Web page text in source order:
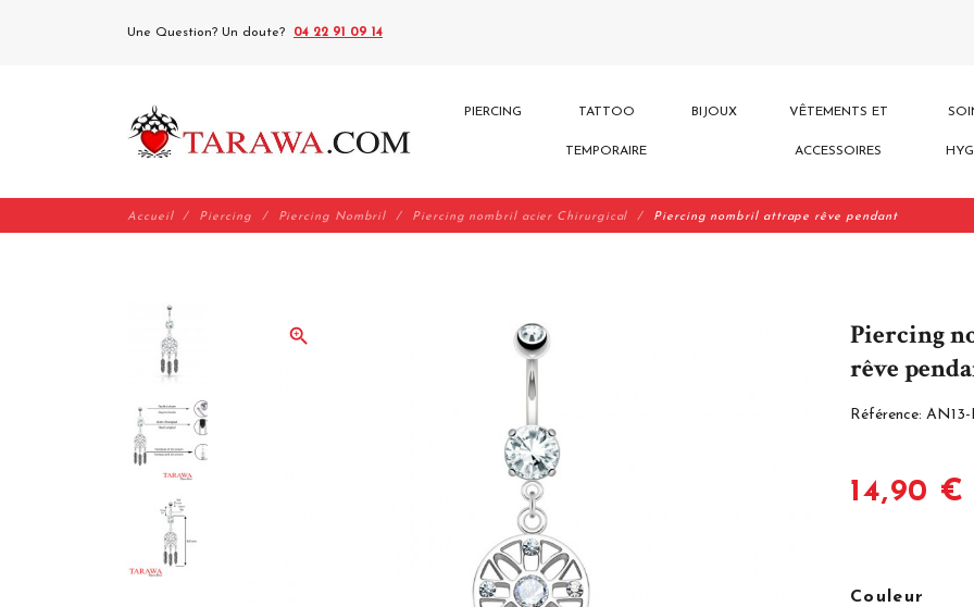
Une Question? Un doute? 04 22 91 09 14
PIERCING TATTOO
TEMPORAIRE
BIJOUX VÊTEMENTS ET
ACCESSOIRES
Accueil Piercing Piercing Nombril Piercing nombril acier Chirurgical Piercing nombril attrape rêve pendant
zoom_in
Piercing
rêve
Référence:
14,90 €
Couleur